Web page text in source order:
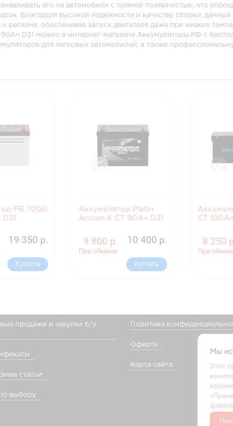
его на автомобили с прямой полярностью, что
Благодаря высокой надежности и качеству сборки, данный
региона, обеспечивая запуск двигателя даже при низких
D31 можно в интернет-магазине Аккумуляторы.РФ с
для легковых автомобилей, а также
FB 7000
19 350 р.
Купить
Аккумулятор Platin
Accum 6 СТ 90Ач D31
При обмене:
9 800 р. 10 400 р.
Купить
СТ 100Ач
При
8 250
продажи и закупка б/у
статьи
выбору
Политика
Оферта
Карта сайта
Мы
Этот